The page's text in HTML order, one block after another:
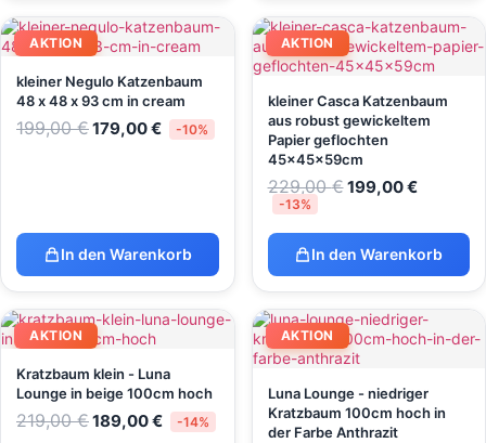
AKTION
kleiner Negulo Katzenbaum
48 x 48 x 93 cm in cream
199,00€179,00€ -10%
In den Warenkorb
AKTION
kleiner Casca Katzenbaum
aus robust gewickeltem
Papier geflochten
45x45x59cm
229,00€199,00€
-13%
In den Warenkorb
AKTION
Kratzbaum klein - Luna
Lounge in beige 100cm hoch
219,00€189,00€ -14%
AKTION
Luna Lounge - niedriger
Kratzbaum 100cm hoch in
der Farbe Anthrazit